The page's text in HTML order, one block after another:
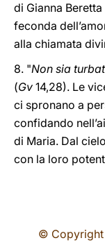
di Gianna
feconda
alla chiamata
8. "Non sia
(Gv 14,28). Le
ci spronano a
confidando
di Maria. Dal
con la loro
© Copyright